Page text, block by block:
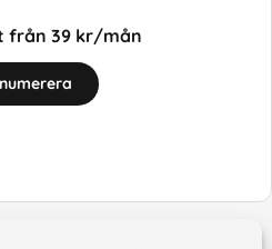
från 39 kr/mån